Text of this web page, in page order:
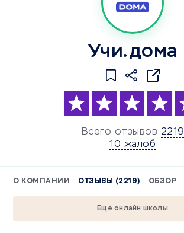
Учи.дома
Всего отзывов 2219
10 жалоб
О КОМПАНИИ ОТЗЫВЫ (2219) ОБЗОР
Еще онлайн школы